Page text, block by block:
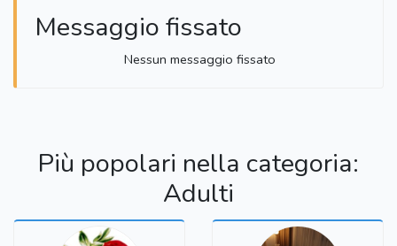
Messaggio fissato
Nessun messaggio fissato
Più popolari nella categoria:
Adulti